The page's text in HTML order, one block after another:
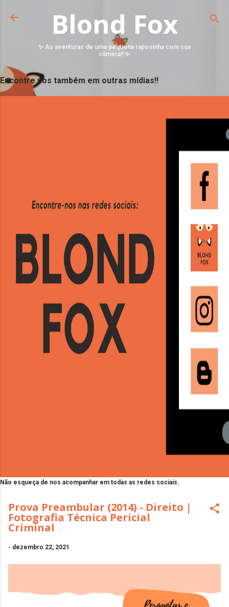
Blond Fox
✨ As aventuras de uma pequena raposinha com sua
câmera!! ✨
Encontre nos também em outras mídias!!
Não esqueça de nos acompanhar em todas as redes sociais.
Prova Preambular (2014) - Direito |
Fotografia Técnica Pericial
Criminal
- dezembro 22, 2021